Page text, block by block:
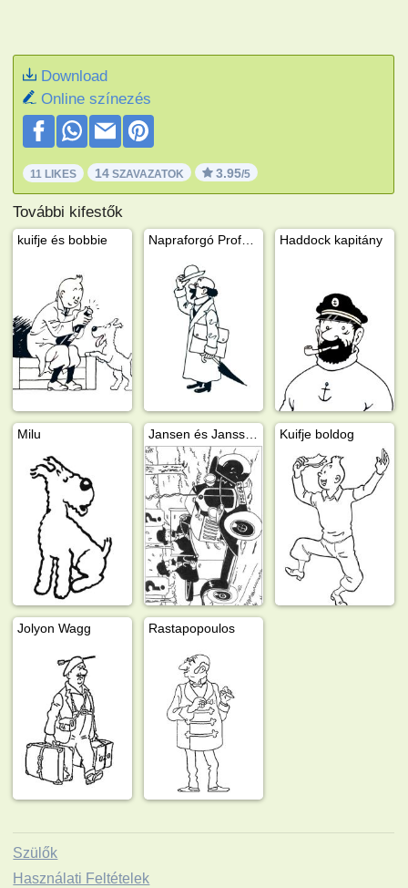
Download
Online színezés
11 LIKES 14 SZAVAZATOK 3.95/5
További kifestők
kuifje és bobbie Haddock kapitány
Milu Kuifje boldog
Jolyon Wagg Rastapopoulos
Szülők
Használati Feltételek